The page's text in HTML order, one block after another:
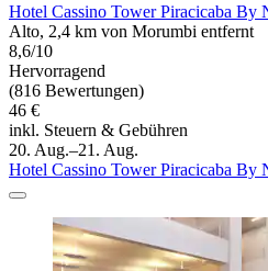
Hotel Cassino Tower Piracicaba By
Alto, 2,4 km von Morumbi entfernt
8,6/10
Hervorragend
(816 Bewertungen)
46 €
inkl. Steuern & Gebühren
20. Aug.–21. Aug.
Hotel Cassino Tower Piracicaba By